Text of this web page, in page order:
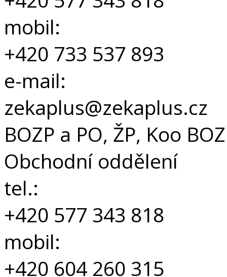
mobil:
+420 733 537 893
e-mail:
zekaplus@zekaplus.cz
BOZP a PO, ŽP, Koo
Obchodní oddělení
tel.:
+420 577 343 818
mobil:
+420 604 260 315